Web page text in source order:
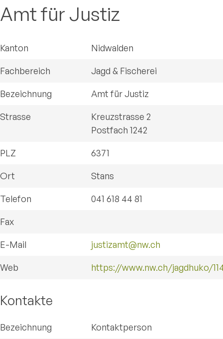
Amt für Justiz
Kanton Nidwalden
Fachbereich Jagd & Fischerei
Bezeichnung Amt für Justiz
Strasse
Kreuzstrasse 2
Postfach 1242
PLZ 6371
Ort Stans
Telefon 041 618 44 81
Fax
E-Mail justizamt@nw.ch
Web https://www.nw.ch/jagdhuko/
Kontakte
Bezeichnung Kontaktperson